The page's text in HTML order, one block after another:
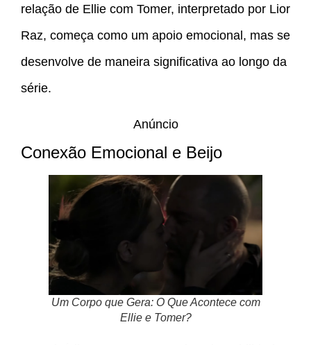
relação de Ellie com Tomer, interpretado por Lior
Raz, começa como um apoio emocional, mas se
desenvolve de maneira significativa ao longo da
série.
Anúncio
Conexão Emocional e Beijo
Um Corpo que Gera: O Que Acontece com
Ellie e Tomer?